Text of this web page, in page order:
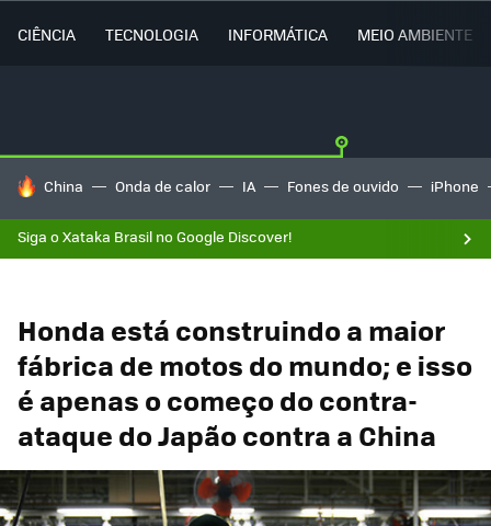
CIÊNCIA TECNOLOGIA INFORMÁTICA MEIO AMBIENTE
TENDÊNCIAS DO DIA
China Onda de calor IA Fones de ouvido iPhone
Siga o Xataka Brasil no Google Discover!
Honda está construindo a maior
fábrica de motos do mundo; e isso
é apenas o começo do contra-
ataque do Japão contra a China